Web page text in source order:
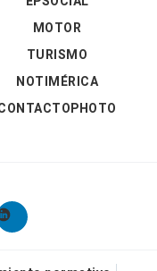
MOTOR
TURISMO
NOTIMÉRICA